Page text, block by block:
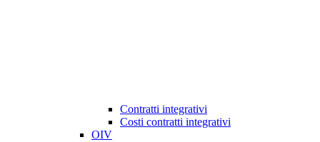
Contratti integrativi
Costi contratti integrativi
OIV